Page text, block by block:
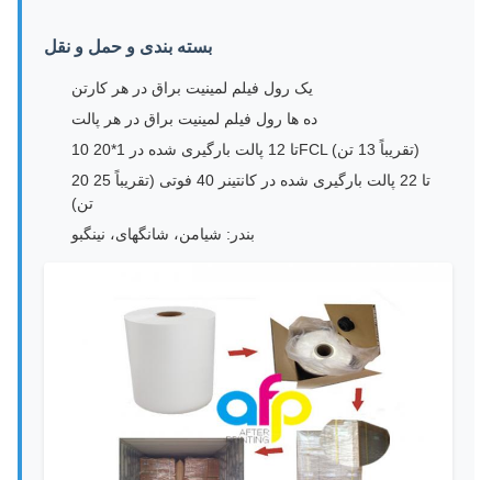
بسته بندی و حمل و نقل
یک رول فیلم لمینیت براق در هر کارتن
ده ها رول فیلم لمینیت براق در هر پالت
10 تا 12 پالت بارگیری شده در 1*20FCL (تقریباً 13 تن)
20 تا 22 پالت بارگیری شده در کانتینر 40 فوتی (تقریباً 25
تن)
بندر: شیامن، شانگهای، نینگبو